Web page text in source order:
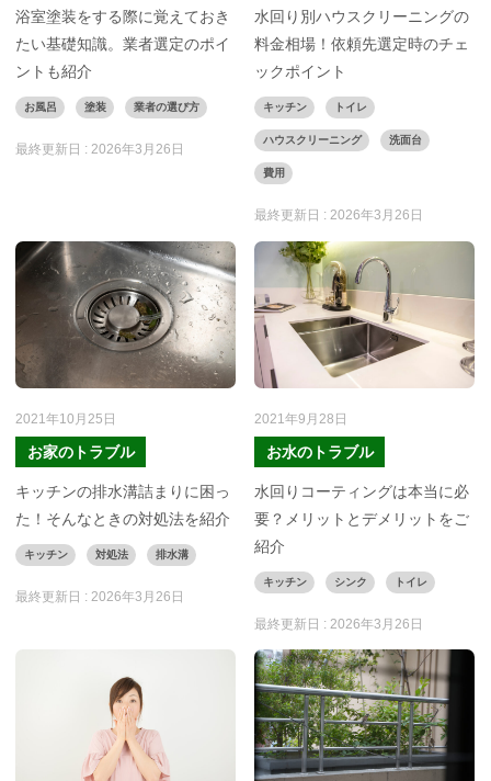
浴室塗装をする際に覚えておき
たい基礎知識。業者選定のポイ
ントも紹介
お風呂 塗装 業者の選び方
最終更新日 : 2026年3月26日
水回り別ハウスクリーニングの
料金相場！依頼先選定時のチェ
ックポイント
キッチン トイレ
ハウスクリーニング 洗面台
費用
最終更新日 :2026年3月26日
2021年10月25日
お家のトラブル
キッチンの排水溝詰まりに困っ
た！そんなときの対処法を紹介
キッチン 対処法 排水溝
最終更新日 : 2026年3月26日
2021年9月28日
お水のトラブル
水回りコーティングは本当に必
要？メリットとデメリットをご
紹介
キッチン シンク トイレ
最終更新日 :2026年3月26日